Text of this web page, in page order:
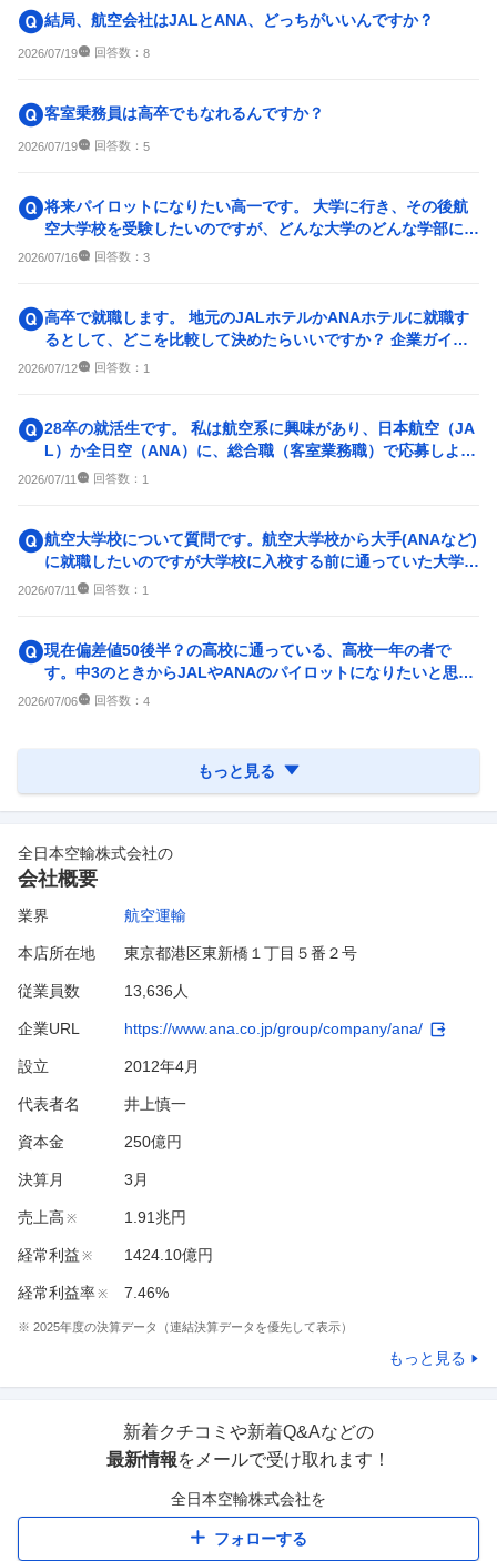
結局、航空会社はJALとANA、どっちがいいんですか？
2026/07/19 回答数： 8
客室乗務員は高卒でもなれるんですか？
2026/07/19 回答数： 5
将来パイロットになりたい高一です。 大学に行き、その後航
空大学校を受験したいのですが、どんな大学のどんな学部に行
けば良いのでしょうか。...
2026/07/16 回答数： 3
高卒で就職します。 地元のJALホテルかANAホテルに就職す
るとして、どこを比較して決めたらいいですか？ 企業ガイダ
ンスに行った時、他...
2026/07/12 回答数： 1
28卒の就活生です。 私は航空系に興味があり、日本航空（JA
L）か全日空（ANA）に、総合職（客室業務職）で応募しよう
と考えています。 そこ
2026/07/11 回答数： 1
航空大学校について質問です。航空大学校から大手(ANAなど)
に就職したいのですが大学校に入校する前に通っていた大学も
チェックされますか？ 日
2026/07/11 回答数： 1
現在偏差値50後半？の高校に通っている、高校一年の者で
す。中3のときからJALやANAのパイロットになりたいと思っ
ています。 今からで...
2026/07/06 回答数： 4
もっと見る
全日本空輸株式会社の
会社概要
業界 航空運輸
本店所在地 東京都港区東新橋１丁目５番２号
従業員数 13,636人
企業URL https://www.ana.co.jp/group/company/ana/
設立 2012年4月
代表者名 井上慎一
資本金 250億円
決算月 3 月
売上高 ※ 1.91兆円
経常利益 ※ 1424.10億円
経常利益率※ 7.46%
※ 2025年度の決算データ（連結決算データを優先して表示）
もっと見る
新着クチコミや新着Q&Aなどの
最新情報をメールで受け取れます！
全日本空輸株式会社を
フォローする